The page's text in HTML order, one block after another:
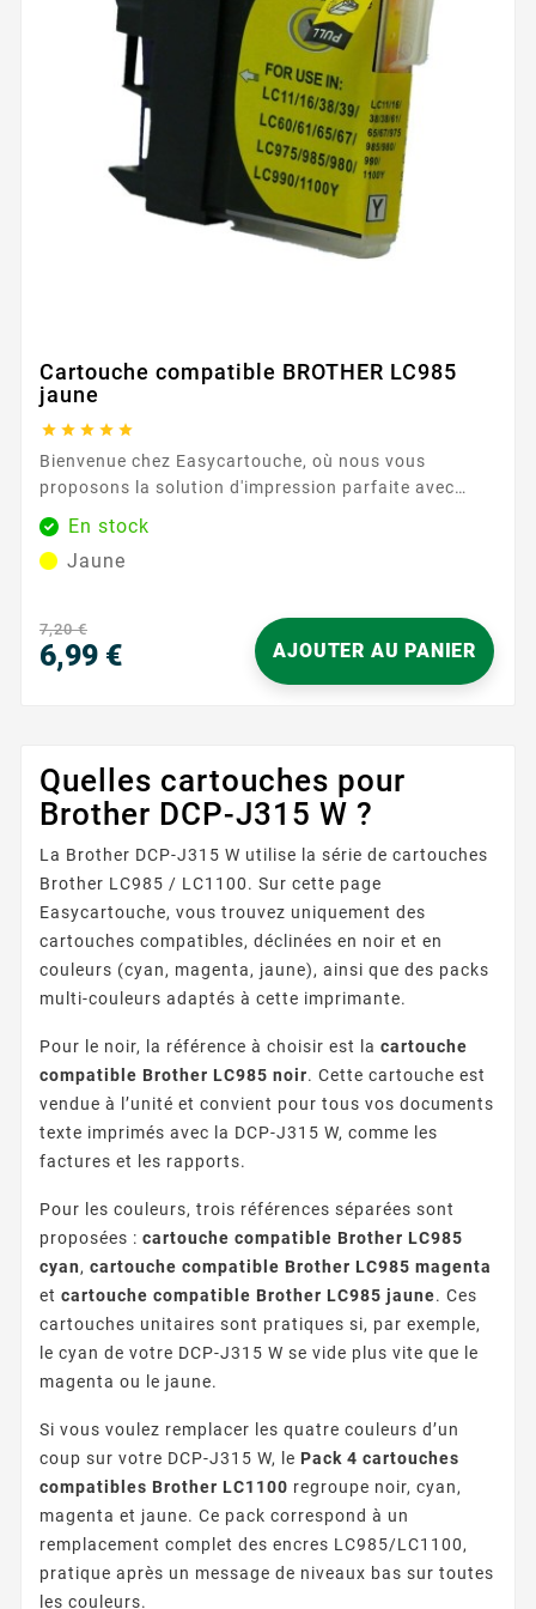
Cartouche compatible BROTHER LC985
jaune
    
Bienvenue chez Easycartouche, où nous vous
proposons la solution d'impression parfaite avec
notre Cartouche compatible BROTHER LC985 jaune .
Conçue spécifiquement pour votre imprimante
Brother, cette cartouche d'encre jaune garantit une
imprimiez des documents ou des images de haute
qualité, attendez-vous à des résultats...
En stock
Jaune
7,20 €
6,99 € AJOUTER AU PANIER
Quelles cartouches pour
Brother DCP-J315 W ?
La Brother DCP-J315 W utilise la série de cartouches
Brother LC985 / LC1100. Sur cette page
Easycartouche, vous trouvez uniquement des
cartouches compatibles, déclinées en noir et en
couleurs (cyan, magenta, jaune), ainsi que des packs
multi-couleurs adaptés à cette imprimante.
Pour le noir, la référence à choisir est la cartouche
compatible Brother LC985 noir. Cette cartouche est
vendue à l’unité et convient pour tous vos documents
texte imprimés avec la DCP-J315 W, comme les
factures et les rapports.
Pour les couleurs, trois références séparées sont
proposées : cartouche compatible Brother LC985
cyan, cartouche compatible Brother LC985 magenta
et cartouche compatible Brother LC985 jaune. Ces
cartouches unitaires sont pratiques si, par exemple,
le cyan de votre DCP-J315 W se vide plus vite que le
magenta ou le jaune.
Si vous voulez remplacer les quatre couleurs d’un
coup sur votre DCP-J315 W, le Pack 4 cartouches
compatibles Brother LC1100 regroupe noir, cyan,
magenta et jaune. Ce pack correspond à un
remplacement complet des encres LC985/LC1100,
pratique après un message de niveaux bas sur toutes
les couleurs.